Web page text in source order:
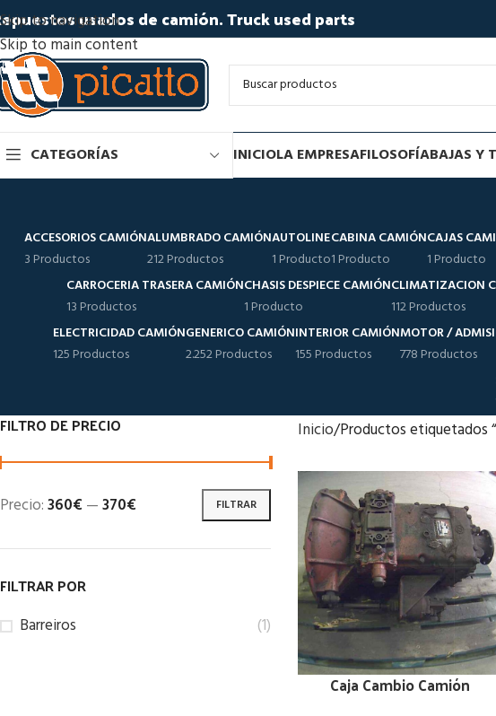
Skip to navigation
Skip to main content
usados de camión. Truck used parts
CATEGORÍAS INICIOLA EMPRESAFILOSOFÍABAJAS Y
ACCESORIOS CAMIÓN
3 Productos
ALUMBRADO CAMIÓN
212 Productos
AUTOLINE
1 Producto
CABINA CAMIÓN
1 Producto
CAJAS
1 Producto
CARROCERIA TRASERA CAMIÓN
13 Productos
CHASIS DESPIECE CAMIÓN
1 Producto
CLIMATIZACION
112 Productos
ELECTRICIDAD CAMIÓN
125 Productos
GENERICO CAMIÓN
2.252 Productos
INTERIOR CAMIÓN
155 Productos
MOTOR /
778 Productos
FILTRO DE PRECIO
FILTRAR
Precio:360€ —370€
FILTRAR POR
Barreiros (1)
Inicio Productos etiquetados
Caja Cambio Camión